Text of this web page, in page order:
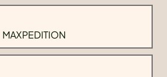
MAXPEDITION